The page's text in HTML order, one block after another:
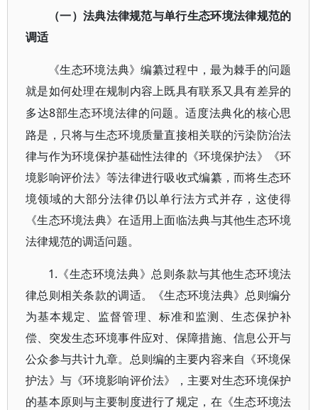
（一）法典法律规范与单行生态环境法律规范的
调适
《生态环境法典》编纂过程中，最为棘手的问题
就是如何处理在规制内容上既具有联系又具有差异的
多达8部生态环境法律的问题。适度法典化的核心思
路是，只将与生态环境质量直接相关联的污染防治法
律与作为环境保护基础性法律的《环境保护法》《环
境影响评价法》等法律进行吸收式编纂，而将生态环
境领域的大部分法律仍以单行法方式并存，这使得
《生态环境法典》在适用上面临法典与其他生态环境
法律规范的调适问题。
1.《生态环境法典》总则条款与其他生态环境法
律总则相关条款的调适。《生态环境法典》总则编分
为基本规定、监督管理、标准和监测、生态保护补
偿、突发生态环境事件应对、保障措施、信息公开与
公众参与共计九章。总则编的主要内容来自《环境保
护法》与《环境影响评价法》，主要对生态环境保护
的基本原则与主要制度进行了规定，在《生态环境法